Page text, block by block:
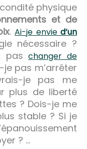
physique
et de
. Ai-je envie d’un
nécessaire ?
paschanger de
je pas m’arrêter
je pas me
plus de liberté
? Dois-je me
stable ? Si je
? …